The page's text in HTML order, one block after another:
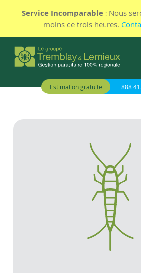
Service Incomparable : Nous
moins de trois heures.
Estimation gratuite 888